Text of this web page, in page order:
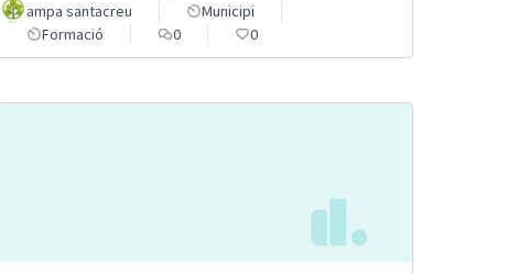
ampa santacreu
Municipi
Formació
0 0